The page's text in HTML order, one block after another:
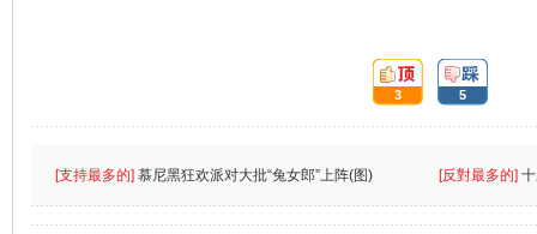
頂:
3
踩:
5
[支持最多的] 慕尼黑狂欢派对大批“兔女郎”上阵(图) [反對最多的]